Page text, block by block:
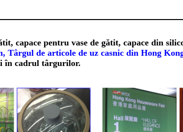
capace pentru vase de gătit, capace din
Târgul de articole de uz casnic din Hong
în cadrul târgurilor.